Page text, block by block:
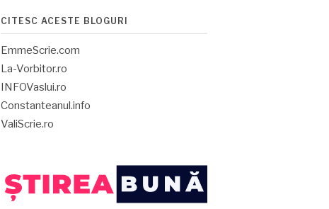
CITESC ACESTE BLOGURI
EmmeScrie.com
La-Vorbitor.ro
INFOVaslui.ro
Constanteanul.info
ValiScrie.ro